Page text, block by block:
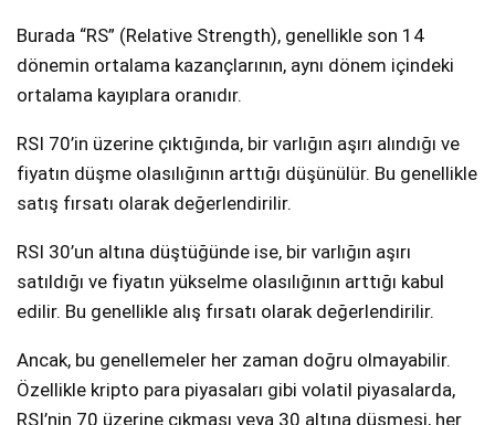
Burada “RS” (Relative Strength), genellikle son 14
dönemin ortalama kazançlarının, aynı dönem içindeki
ortalama kayıplara oranıdır.
RSI 70’in üzerine çıktığında, bir varlığın aşırı alındığı ve
fiyatın düşme olasılığının arttığı düşünülür. Bu genellikle
satış fırsatı olarak değerlendirilir.
RSI 30’un altına düştüğünde ise, bir varlığın aşırı
satıldığı ve fiyatın yükselme olasılığının arttığı kabul
edilir. Bu genellikle alış fırsatı olarak değerlendirilir.
Ancak, bu genellemeler her zaman doğru olmayabilir.
Özellikle kripto para piyasaları gibi volatil piyasalarda,
RSI’nin 70 üzerine çıkması veya 30 altına düşmesi, her